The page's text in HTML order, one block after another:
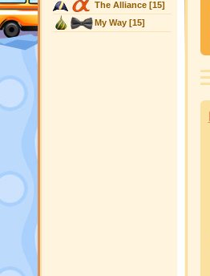
The Alliance[15]
My Way[15]